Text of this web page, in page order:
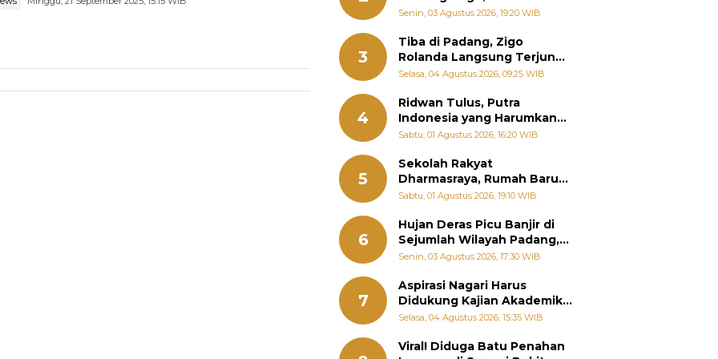
Padang Ungkap Fakta
Senin, 03 Agustus 2026, 19:20 WIB
3
Tiba di Padang, Zigo
Rolanda Langsung Terjun
Bantu Warga Terdampak
Selasa, 04 Agustus 2026, 09:25 WIB
4
Ridwan Tulus, Putra
Indonesia yang Harumkan
Nama Bangsa hingga
Jepang
Sabtu, 01 Agustus 2026, 16:20 WIB
5
Sekolah Rakyat
Dharmasraya, Rumah Baru
268 Anak Menggapai Mimpi
Kemiskinan
Sabtu, 01 Agustus 2026, 19:10 WIB
6
Hujan Deras Picu Banjir di
Sejumlah Wilayah Padang,
Fadly Amran Perintahkan
Senin, 03 Agustus 2026, 17:30 WIB
7
Aspirasi Nagari Harus
Didukung Kajian Akademik,
Zigo Rolanda: Agar Mudah
Kementerian
Selasa, 04 Agustus 2026, 15:35 WIB
Viral! Diduga Batu Penahan